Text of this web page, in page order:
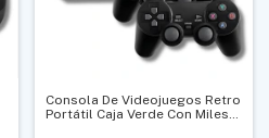
Consola De Videojuegos Retro
Portátil Caja Verde Con Miles